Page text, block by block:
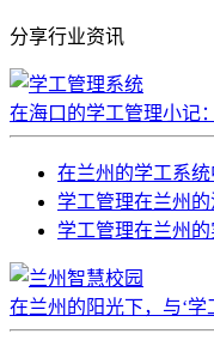
分享行业资讯
在海口的学工管理小记
在兰州的学工系
学工管理在兰州
学工管理在兰州
在兰州的阳光下，与‘学